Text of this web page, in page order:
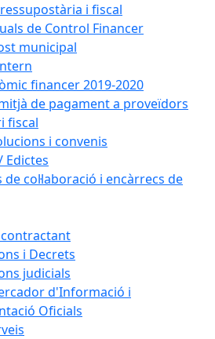
i fiscal
de Control Financer
municipal
financer 2019-2020
de pagament a proveïdors
fiscal
i convenis
Edictes
de col·laboració i encàrrecs de
i Decrets
judicials
d'Informació i
Oficials